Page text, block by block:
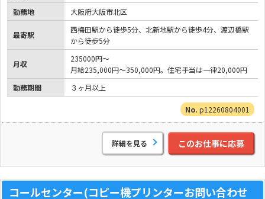
勤務地 大阪府大阪市北区
最寄駅
西梅田駅から徒歩5分、北新地駅から徒歩4分、渡辺橋駅
から徒歩5分
月収
235000円～
月給235,000円～350,000円。住宅手当は一律20,000円
勤務期間
３ヶ月以上
p12260804001
詳細を見る このお仕事に応募
コールセンター(コピー機プリンターお問い合わせ